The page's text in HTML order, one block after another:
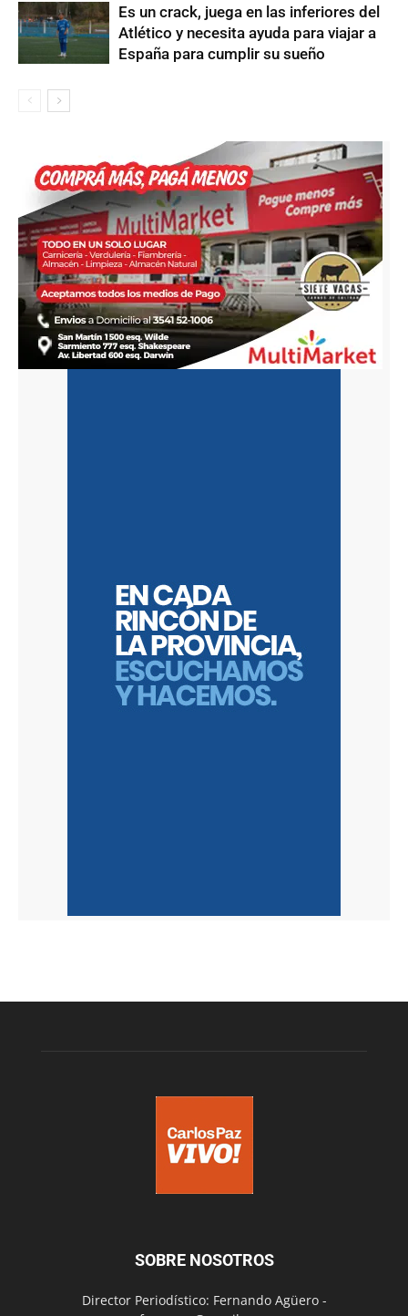
Es un crack, juega en las inferiores del
Atlético y necesita ayuda para viajar a
España para cumplir su sueño
SOBRE NOSOTROS
Director Periodístico: Fernando Agüero -